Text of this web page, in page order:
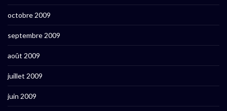
octobre 2009
septembre 2009
août 2009
juillet 2009
juin 2009